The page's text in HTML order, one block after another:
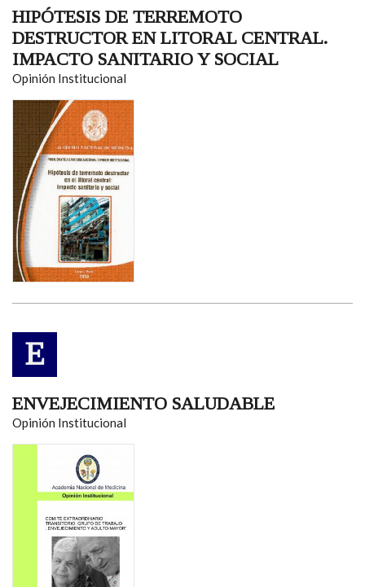
HIPÓTESIS DE TERREMOTO
DESTRUCTOR EN LITORAL CENTRAL.
IMPACTO SANITARIO Y SOCIAL
Opinión Institucional
E
ENVEJECIMIENTO SALUDABLE
Opinión Institucional